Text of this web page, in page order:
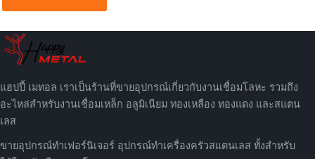
แฮปปี้ เมทอล เราเป็นร้านที่ขายอุปกรณ์เกี่ยวกับงานเชื่อมโลหะ รวมถึง
อะไหล่สำหรับงานเชื่อมเหล็ก อลูมิเนียม ทองเหลือง ทองแดง และสแตน
เลส
ขายอุปกรณ์ทำเฟอร์นิเจอร์ อุปกรณ์ทำเครื่องครัวสแตนเลส ทั้งสำหรับ